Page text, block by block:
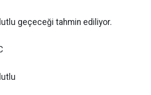
geçeceği tahmin ediliyor.